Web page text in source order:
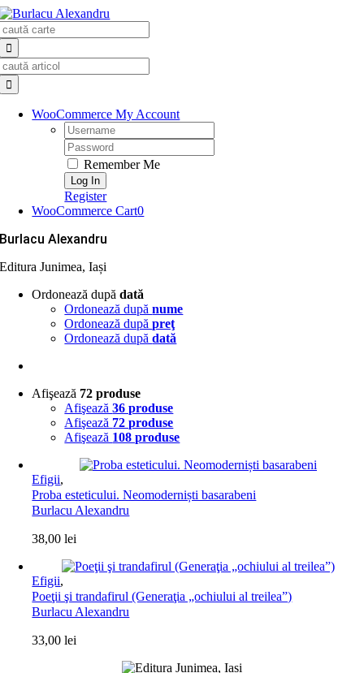
Skip
to
content
WooCommerce My Account
Username:
Password:
Remember Me
Register
WooCommerce Cart0
Burlacu Alexandru
Editura Junimea, Iași
Ordonează dupădată
Ordonează dupănume
Ordonează dupăpreţ
Ordonează dupădată
Afişează 72 produse
Afişează36 produse
Afişează 72 produse
Afişează 108 produse
Efigii,
Proba esteticului. Neomoderniști basarabeni
Burlacu Alexandru
38,00lei
Efigii,
Poeţii şi trandafirul (Generaţia „ochiului al treilea”)
Burlacu Alexandru
33,00lei